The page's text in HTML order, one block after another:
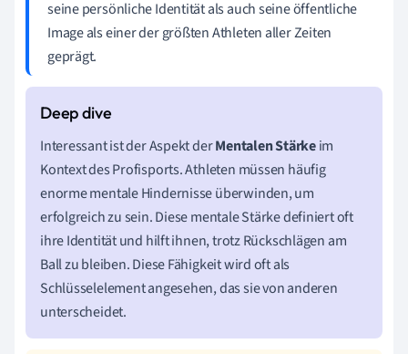
seine persönliche Identität als auch seine öffentliche
Image als einer der größten Athleten aller Zeiten
geprägt.
Interessant ist der Aspekt derMentalen Stärkeim
Kontext des Profisports. Athleten müssen häufig
enorme mentale Hindernisse überwinden, um
erfolgreich zu sein. Diese mentale Stärke definiert oft
ihre Identität und hilft ihnen, trotz Rückschlägen am
Ball zu bleiben. Diese Fähigkeit wird oft als
Schlüsselelement angesehen, das sie von anderen
unterscheidet.